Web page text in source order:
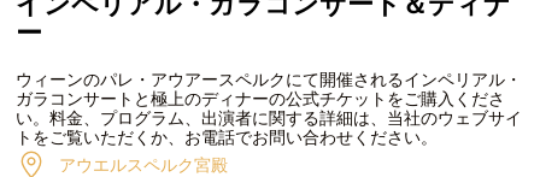
ー
ウィーンのパレ・アウアースペルクにて開催されるインペリアル・
ガラコンサートと極上のディナーの公式チケットをご購入くださ
い。料金、プログラム、出演者に関する詳細は、当社のウェブサイ
トをご覧いただくか、お電話でお問い合わせください。
アウエルスペルク宮殿